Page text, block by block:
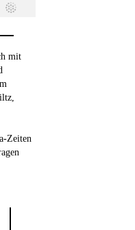
mit
Zeiten